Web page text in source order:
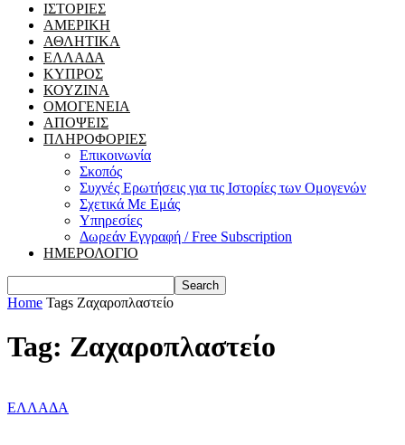
ΙΣΤΟΡΙΕΣ
ΑΜΕΡΙΚΗ
ΑΘΛΗΤΙΚΑ
ΕΛΛΑΔΑ
ΚΥΠΡΟΣ
ΚΟΥΖΙΝΑ
ΟΜΟΓΕΝΕΙΑ
ΑΠΟΨΕΙΣ
ΠΛΗΡΟΦΟΡΙΕΣ
Επικοινωνία
Σκοπός
Συχνές Ερωτήσεις για τις Ιστορίες των Ομογενών
Σχετικά Με Εμάς
Υπηρεσίες
Δωρεάν Εγγραφή / Free Subscription
ΗΜΕΡΟΛΟΓΙΟ
Home Tags Ζαχαροπλαστείο
Tag: Ζαχαροπλαστείο
ΕΛΛΑΔΑ